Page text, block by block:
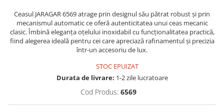
Ceasul JARAGAR 6569 atrage prin designul său pătrat robust și prin
mecanismul automatic ce oferă autenticitatea unui ceas mecanic
clasic. Îmbină eleganța oțelului inoxidabil cu funcționalitatea practică,
fiind alegerea ideală pentru cei care apreciază rafinamentul și precizia
într-un accesoriu de lux.
STOC EPUIZAT
Durata de livrare: 1-2 zile lucratoare
Cod Produs: 6569